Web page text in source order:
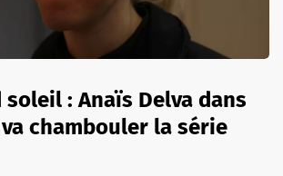
soleil : Anaïs Delva dans
chambouler la série